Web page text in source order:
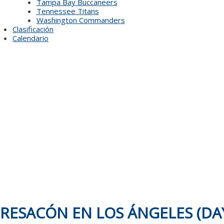
Tampa Bay Buccaneers
Tennessee Titans
Washington Commanders
Clasificación
Calendario
RESACÓN EN LOS ÁNGELES